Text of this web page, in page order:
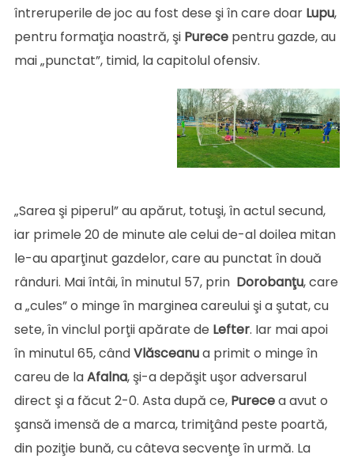
întreruperile de joc au fost dese şi în care doar Lupu,
pentru formaţia noastră, şi Purecepentru gazde, au
mai „punctat”, timid, la capitolul ofensiv.
„Sarea şi piperul” au apărut, totuşi, în actul secund,
iar primele 20 de minute ale celui de-al doilea mitan
le-au aparţinut gazdelor, care au punctat în două
rânduri. Mai întâi, în minutul 57, prin Dorobanţu, care
a „cules” o minge în marginea careului şi a şutat, cu
sete, în vinclul porţii apărate de Lefter. Iar mai apoi
în minutul 65, cândVlăsceanua primit o minge în
careu de laAfalna, şi-a depăşit uşor adversarul
direct şi a făcut 2-0. Asta după ce, Purecea avut o
şansă imensă de a marca, trimiţând peste poartă,
din poziţie bună, cu câteva secvenţe în urmă. La